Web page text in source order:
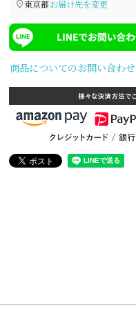
東京都お届け先を変更
商品についてのお問い合わせ